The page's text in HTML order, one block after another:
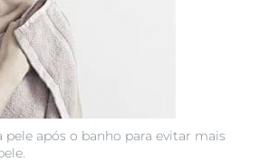
pele após o banho para evitar mais